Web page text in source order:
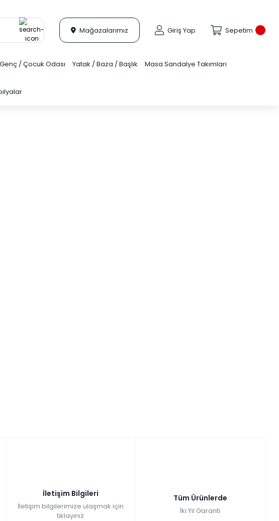
Mağazalarımız Giriş Yap Sepetim
Genç / Çocuk Odası Yatak / Baza / Başlık Masa Sandalye Takımları
İletişim Bilgileri
İletişim bilgilerimize ulaşmak için
tıklayınız
Tüm Ürünlerde
İki Yıl Garanti